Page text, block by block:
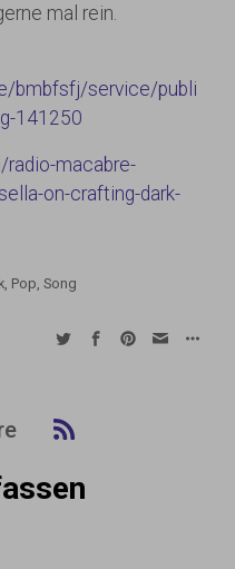
mal rein.
bmbfsfj/service/publi
141250
macabre-
on-crafting-dark-
Pop ,Song